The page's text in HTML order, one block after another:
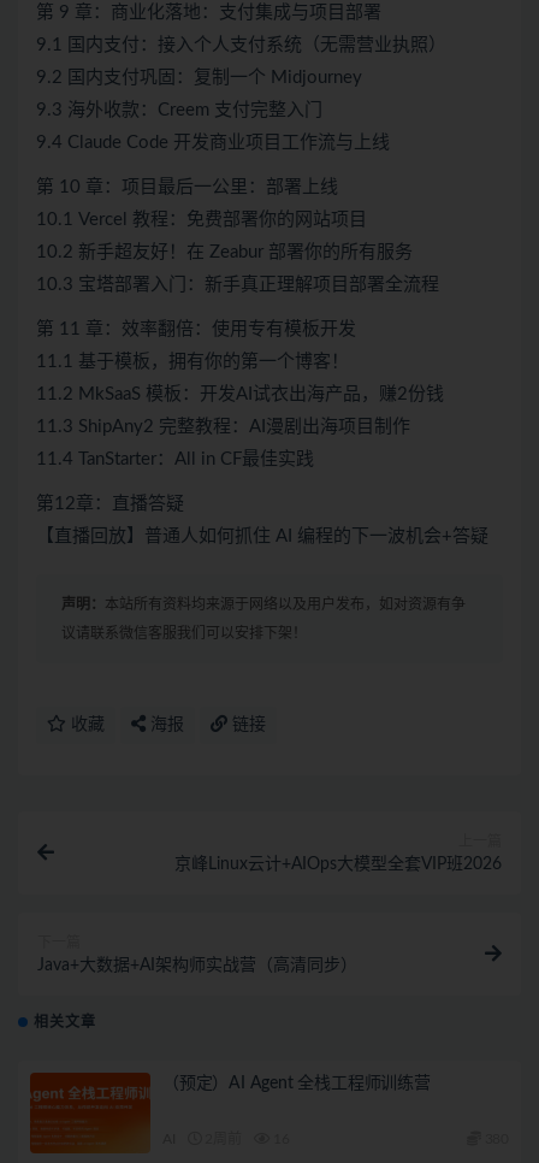
第 9 章：商业化落地：支付集成与项目部署
9.1 国内支付：接入个人支付系统（无需营业执照）
9.2 国内支付巩固：复制一个 Midjourney
9.3 海外收款：Creem 支付完整入门
9.4 Claude Code 开发商业项目工作流与上线
第 10 章：项目最后一公里：部署上线
10.1 Vercel 教程：免费部署你的网站项目
10.2 新手超友好！在 Zeabur 部署你的所有服务
10.3 宝塔部署入门：新手真正理解项目部署全流程
第 11 章：效率翻倍：使用专有模板开发
11.1 基于模板，拥有你的第一个博客！
11.2 MkSaaS 模板：开发AI试衣出海产品，赚2份钱
11.3 ShipAny2 完整教程：AI漫剧出海项目制作
11.4 TanStarter：All in CF最佳实践
第12章：直播答疑
【直播回放】普通人如何抓住 AI 编程的下一波机会+答疑
声明： 本站所有资料均来源于网络以及用户发布，如对资源有争
议请联系微信客服我们可以安排下架！
收藏 海报 链接
京峰Linux云计+AIOps大模型全套VIP班2026
Java+大数据+AI架构师实战营（高清同步）
相关文章
（预定）AI Agent 全栈工程师训练营